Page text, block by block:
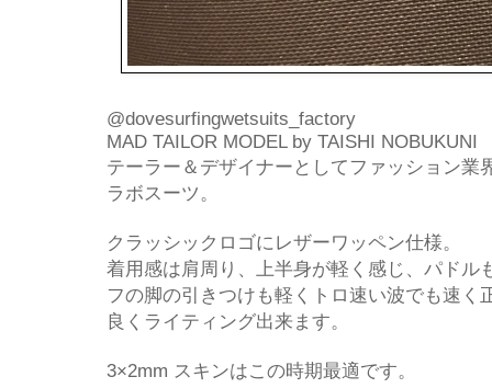
@dovesurfingwetsuits_factory
MAD TAILOR MODEL by TAISHI NOBUKUNI
テーラー＆デザイナーとしてファッション業
ラボスーツ。
クラッシックロゴにレザーワッペン仕様。
着用感は肩周り、上半身が軽く感じ、パドル
フの脚の引きつけも軽くトロ速い波でも速
良くライティング出来ます。
3×2mm スキンはこの時期最適です。